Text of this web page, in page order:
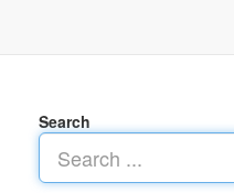
Search